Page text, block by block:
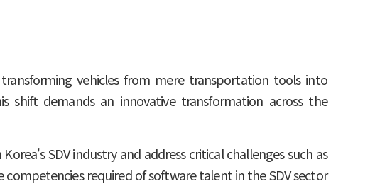
vehicles from mere transportation tools into
shift demands an innovative transformation across the
SDV industry and address critical challenges such as
required of software talent in the SDV sector